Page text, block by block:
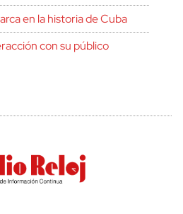
en la historia de Cuba
con su público